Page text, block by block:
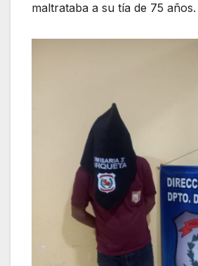
maltrataba a su tía de 75 años.